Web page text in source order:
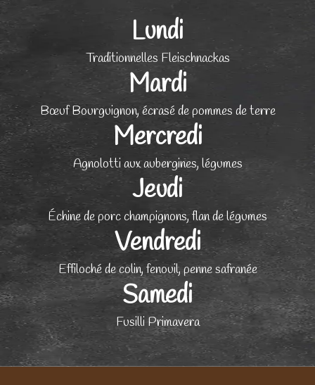
Lundi
Traditionnelles Fleischnackas
Mardi
Bœuf Bourguignon, écrasé de pommes de terre
Mercredi
Agnolotti aux aubergines, légumes
Jeudi
Échine de porc champignons, flan de légumes
Vendredi
Effiloché de colin, fenouil, penne safranée
Samedi
Fusilli Primavera